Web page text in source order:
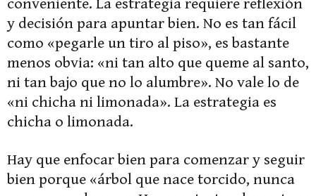
conveniente. La estrategia requiere reflexión
y decisión para apuntar bien. No es tan fácil
como «pegarle un tiro al piso», es bastante
menos obvia: «ni tan alto que queme al santo,
ni tan bajo que no lo alumbre». No vale lo de
«ni chicha ni limonada». La estrategia es
chicha o limonada.
Hay que enfocar bien para comenzar y seguir
bien porque «árbol que nace torcido, nunca